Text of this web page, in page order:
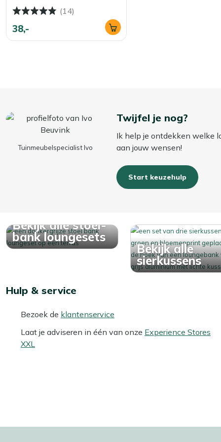
(14)
38,-
Tuinmeubelspecialist Ivo
Twijfel je nog?
Ik help je ontdekken welke
aan jouw wensen!
Start keuzehulp
Bekijk alle stoel-
bank loungesets
Bekijk alle
sierkussens
Hulp & service
Bezoek de klantenservice
Laat je adviseren in één van onze Experience Stores
XXL